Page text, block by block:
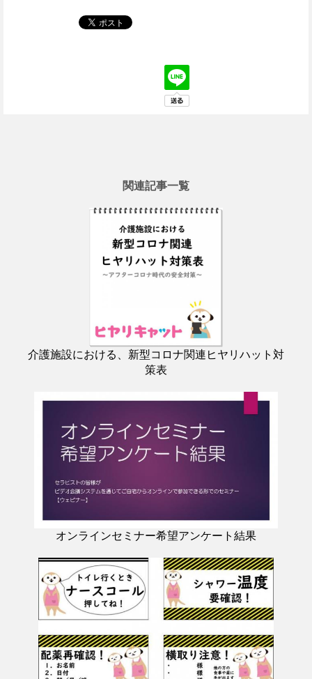
関連記事一覧
介護施設における、新型コロナ関連ヒヤリハット対
策表
オンラインセミナー希望アンケート結果